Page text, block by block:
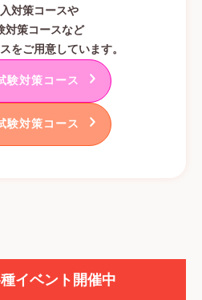
対策コースや
対策コースなど
をご用意しています。
験対策コース
験対策コース
イベント開催中